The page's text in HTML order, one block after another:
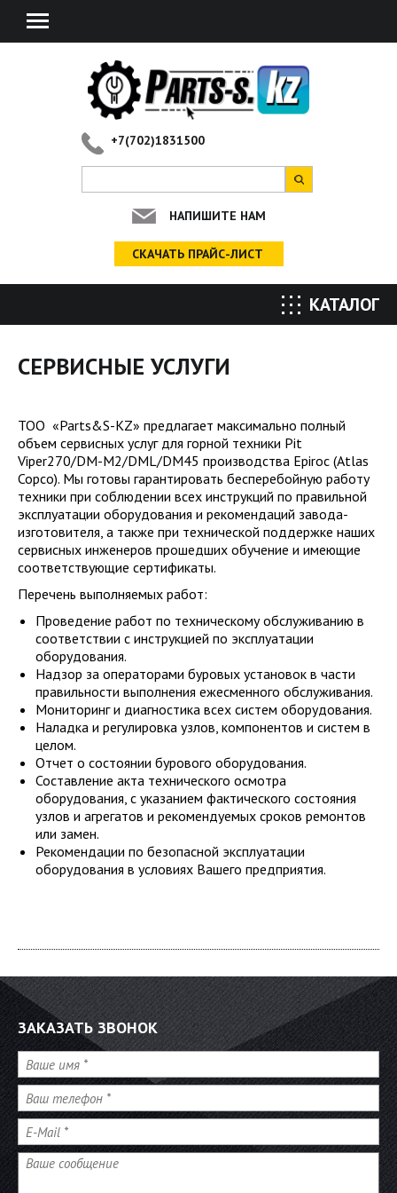
+7(702)1831500
НАПИШИТЕ НАМ
СКАЧАТЬ ПРАЙС-ЛИСТ
КАТАЛОГ
СЕРВИСНЫЕ УСЛУГИ
ТОО «Parts&S-KZ» предлагает максимально полный
объем сервисных услуг для горной техники Pit
Viper270/DM-M2/DML/DM45 производства Epiroc (Atlas
Copco). Мы готовы гарантировать бесперебойную работу
техники при соблюдении всех инструкций по правильной
эксплуатации оборудования и рекомендаций завода-
изготовителя, а также при технической поддержке наших
сервисных инженеров прошедших обучение и имеющие
соответствующие сертификаты.
Перечень выполняемых работ:
Проведение работ по техническому обслуживанию в
соответствии с инструкцией по эксплуатации
оборудования.
Надзор за операторами буровых установок в части
правильности выполнения ежесменного обслуживания.
Мониторинг и диагностика всех систем оборудования.
Наладка и регулировка узлов, компонентов и систем в
целом.
Отчет о состоянии бурового оборудования.
Составление акта технического осмотра
оборудования, с указанием фактического состояния
узлов и агрегатов и рекомендуемых сроков ремонтов
или замен.
Рекомендации по безопасной эксплуатации
оборудования в условиях Вашего предприятия.
ЗАКАЗАТЬ ЗВОНОК
Имя*
Телефон*
E-Mail *
Сообщение*